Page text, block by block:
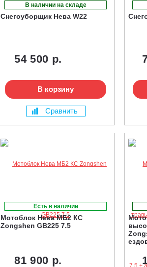
В наличии на складе
Снегоуборщик Нева W22
54 500 р.
В корзину
Сравнить
Есть в наличии
Мотоблок Нева МБ2 КС
Zongshen GB225 7.5
81 900 р.